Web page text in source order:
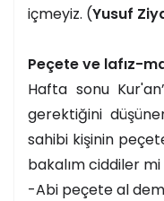
içmeyiz. (Yusuf
Peçete ve lafız-
Hafta sonu
gerektiğini
sahibi kişinin
bakalım ciddiler
-Abi peçete al